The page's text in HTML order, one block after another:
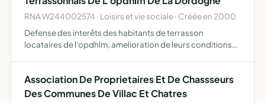
RNA W244002574 · Loisirs et vie sociale · Créée en 2000
Defense des interêts des habitants de terrasson
locataires de l'opdhlm, amelioration de leurs conditions
Association De Proprietaires Et De Chassseurs
Des Communes De Villac Et Chatres